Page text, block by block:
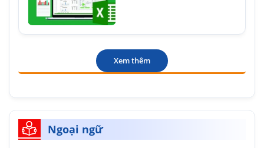
Xem thêm
Ngoại ngữ